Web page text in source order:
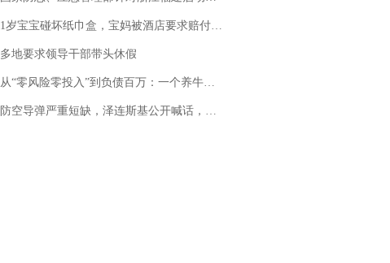
1岁宝宝碰坏纸巾盒，宝妈被酒店要求赔付924元！三亚一酒店回复：骨瓷定制！网友一查价格，吵翻了
多地要求领导干部带头休假
从“零风险零投入”到负债百万：一个养牛项目崩盘后，谁该为农户的贷款买单丨红星调查
防空导弹严重短缺，泽连斯基公开喊话，乌克兰失去导弹拦截能力？